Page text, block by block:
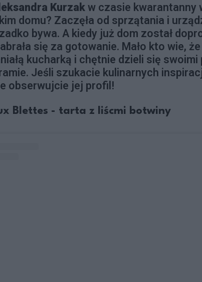
Kurzak w czasie kwarantanny
domu? Zaczęła od sprzątania i
bywa. A kiedy już dom został
się za gotowanie. Mało kto wie,
kucharką i chętnie dzieli się swoimi
Jeśli szukacie kulinarnych
obserwujcie jej profil!
Blettes - tarta z liścmi botwiny